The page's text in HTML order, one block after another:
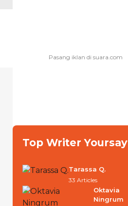
Top Writer Yoursay
Tarassa Q.
33 Articles
Oktavia
Ningrum